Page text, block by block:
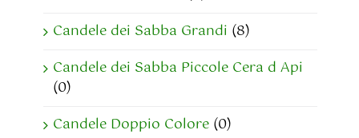
Candele dei Sabba Grandi (8)
Candele dei Sabba Piccole Cera d Api
(0)
Candele Doppio Colore (0)